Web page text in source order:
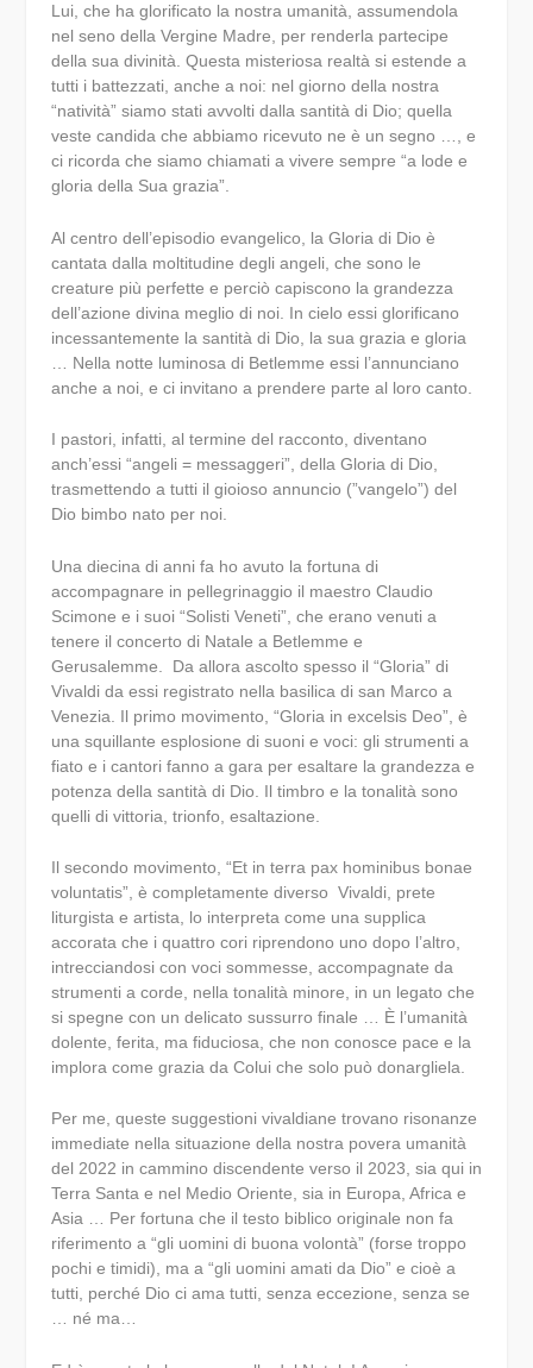
Lui, che ha glorificato la nostra umanità, assumendola
nel seno della Vergine Madre, per renderla partecipe
della sua divinità. Questa misteriosa realtà si estende a
tutti i battezzati, anche a noi: nel giorno della nostra
“natività” siamo stati avvolti dalla santità di Dio; quella
veste candida che abbiamo ricevuto ne è un segno …, e
ci ricorda che siamo chiamati a vivere sempre “a lode e
gloria della Sua grazia”.
Al centro dell’episodio evangelico, la Gloria di Dio è
cantata dalla moltitudine degli angeli, che sono le
creature più perfette e perciò capiscono la grandezza
dell’azione divina meglio di noi. In cielo essi glorificano
incessantemente la santità di Dio, la sua grazia e gloria
… Nella notte luminosa di Betlemme essi l’annunciano
anche a noi, e ci invitano a prendere parte al loro canto.
I pastori, infatti, al termine del racconto, diventano
anch’essi “angeli = messaggeri”, della Gloria di Dio,
trasmettendo a tutti il gioioso annuncio (”vangelo”) del
Dio bimbo nato per noi.
Una diecina di anni fa ho avuto la fortuna di
accompagnare in pellegrinaggio il maestro Claudio
Scimone e i suoi “Solisti Veneti”, che erano venuti a
tenere il concerto di Natale a Betlemme e
Gerusalemme.
Da allora ascolto spesso il “Gloria” di
Vivaldi da essi registrato nella basilica di san Marco a
Venezia. Il primo movimento, “Gloria in excelsis Deo”, è
una squillante esplosione di suoni e voci: gli strumenti a
fiato e i cantori fanno a gara per esaltare la grandezza e
potenza della santità di Dio. Il timbro e la tonalità sono
quelli di vittoria, trionfo, esaltazione.
Il secondo movimento, “Et in terra pax hominibus bonae
voluntatis”, è completamente diverso Vivaldi, prete
liturgista e artista, lo interpreta come una supplica
accorata che i quattro cori riprendono uno dopo l’altro,
intrecciandosi con voci sommesse, accompagnate da
strumenti a corde, nella tonalità minore, in un legato che
si spegne con un delicato sussurro finale … È l’umanità
dolente, ferita, ma fiduciosa, che non conosce pace e la
implora come grazia da Colui che solo può donargliela.
Per me, queste suggestioni vivaldiane trovano risonanze
immediate nella situazione della nostra povera umanità
del 2022 in cammino discendente verso il 2023, sia qui in
Terra Santa e nel Medio Oriente, sia in Europa, Africa e
Asia … Per fortuna che il testo biblico originale non fa
riferimento a “gli uomini di buona volontà” (forse troppo
pochi e timidi), ma a “gli uomini amati da Dio” e cioè a
tutti, perché Dio ci ama tutti, senza eccezione, senza se
… né ma…